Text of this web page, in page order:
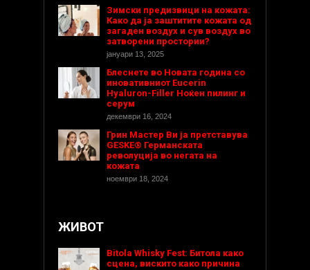
Зимски предизвици на кожата:
Како да ја заштитите кожата од
загаден воздух и сув воздух во
затворени простории?
јануари 13, 2025
Блеснете во Новата година со
иновативниот Eucerin
Hyaluron-Filler Ноќен пилинг и
серум
декември 16, 2024
Грин Мастер Ви ја претставува
GESKE® Германската
револуција во негата на
кожата
ноември 18, 2024
ЖИВОТ
Bitola Whisky Fest: Битола како
сцена, вискито како причина